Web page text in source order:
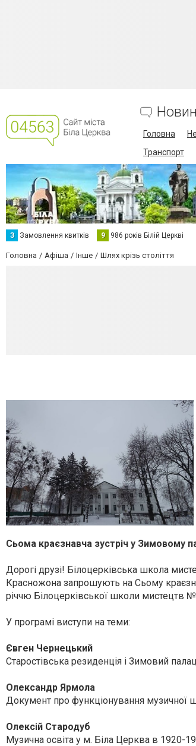
Головна
Транспорт
З Замовлення квитків 9 986 років Білій Церкві
Головна Афіша Інше Шлях крізь століття
Сьома краєзнавча зустріч у Зимовому
Дорогі друзі! Білоцерківська школа
Красножона запрошують на Сьому
річчю Білоцерківської школи мистецтв
У програмі виступи на теми:
Євген Чернецький
Старостівська резиденція і Зимовий
Олександр Ярмола
Документ про функціонування музичної
Олексій Стародуб
Музична освіта у м. Біла Церква в 1920-